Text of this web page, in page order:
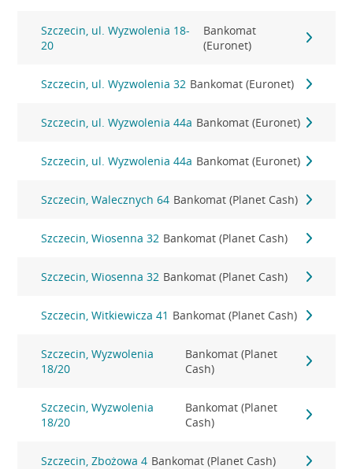
Szczecin, ul. Wyzwolenia 18-
20
Bankomat
(Euronet)
Szczecin, ul. Wyzwolenia 32 Bankomat (Euronet)
Szczecin, ul. Wyzwolenia 44a Bankomat (Euronet)
Szczecin, ul. Wyzwolenia 44a Bankomat (Euronet)
Szczecin, Walecznych 64 Bankomat (Planet Cash)
Szczecin, Wiosenna 32 Bankomat (Planet Cash)
Szczecin, Wiosenna 32 Bankomat (Planet Cash)
Szczecin, Witkiewicza 41 Bankomat (Planet Cash)
Szczecin, Wyzwolenia
18/20
Bankomat (Planet
Cash)
Szczecin, Wyzwolenia
18/20
Bankomat (Planet
Cash)
Szczecin, Zbożowa 4 Bankomat (Planet Cash)